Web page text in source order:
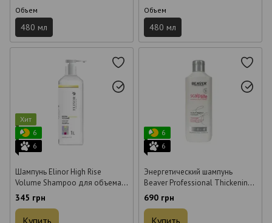
Объем
480 мл
Объем
480 мл
Хит
6
6
Шампунь Elinor High Rise
Volume Shampoo для объема 1
л
345 грн
6
6
Энергетический шампунь
Beaver Professional Thickening
Scalp Energy Cleanser для
густоты и против выпадения
волос 298 мл
690 грн